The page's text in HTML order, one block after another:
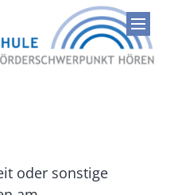
oder sonstige